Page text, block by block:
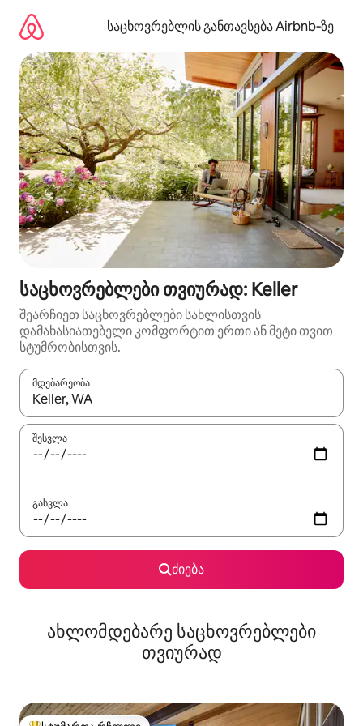
გადასვლა
საცხოვრებლის განთავსება Airbnb‑ზე
საცხოვრებლები თვიურად: Keller
შეარჩიეთ საცხოვრებლები სახლისთვის
დამახასიათებელი კომფორტით ერთი ან მეტი თვით
სტუმრობისთვის.
მდებარეობა
როცა შედეგები ხელმისაწვდომი გახდება, ნავიგაციისთვის
შესვლა
გასვლა
ძიება
ახლომდებარე საცხოვრებლები
თვიურად